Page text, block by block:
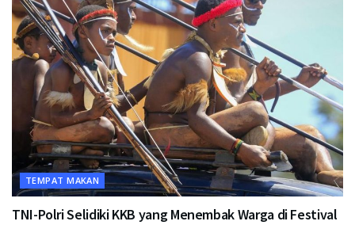
TEMPAT MAKAN
TNI-Polri Selidiki KKB yang Menembak Warga di Festival